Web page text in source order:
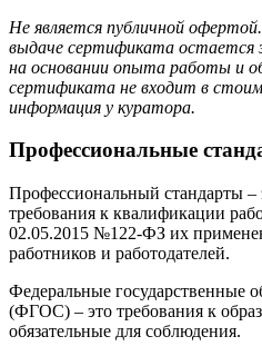
Не является публичной
выдаче сертификата остается
на основании опыта работы и
сертификата не входит в
информация у куратора.
Профессиональные
Профессиональный стандарты –
требования к квалификации
02.05.2015 №122-ФЗ их
работников и работодателей.
Федеральные государственные
(ФГОС) – это требования к
обязательные для соблюдения.